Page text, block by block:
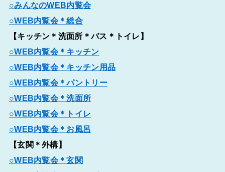
○みんなのWEB内覧会
○WEB内覧会＊総合
【キッチン＊洗面所＊バス＊トイレ】
○WEB内覧会＊キッチン
○WEB内覧会＊キッチン用品
○WEB内覧会＊パントリー
○WEB内覧会＊洗面所
○WEB内覧会＊トイレ
○WEB内覧会＊お風呂
【玄関＊外構】
○WEB内覧会＊玄関